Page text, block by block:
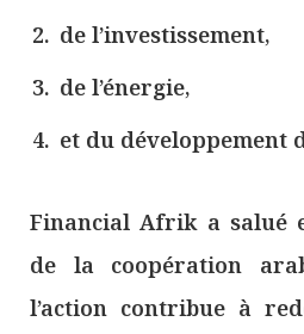
de l’investissement,
de l’énergie,
et du développement
Financial Afrik a salué
de la coopération
l’action contribue à